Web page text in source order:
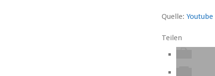
Quelle: Youtube
Teilen